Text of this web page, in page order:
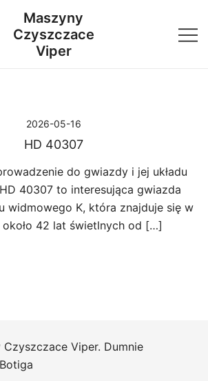
Maszyny
Czyszczace
Viper
2026-05-16
HD 40307
do gwiazdy i jej układu
40307 to interesująca gwiazda
widmowego K, która znajduje się w
około 42 lat świetlnych od […]
Viper. Dumnie
Botiga